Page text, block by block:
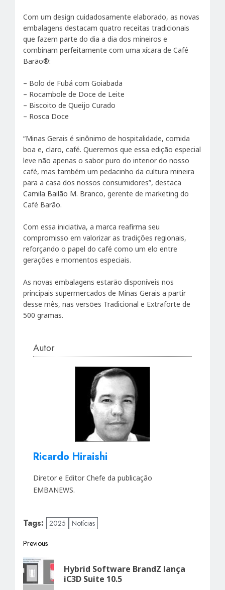
Com um design cuidadosamente elaborado, as novas
embalagens destacam quatro receitas tradicionais
que fazem parte do dia a dia dos mineiros e
combinam perfeitamente com uma xícara de Café
Barão®:
– Bolo de Fubá com Goiabada
– Rocambole de Doce de Leite
– Biscoito de Queijo Curado
– Rosca Doce
“Minas Gerais é sinônimo de hospitalidade, comida
boa e, claro, café. Queremos que essa edição especial
leve não apenas o sabor puro do interior do nosso
café, mas também um pedacinho da cultura mineira
para a casa dos nossos consumidores”, destaca
Camila Bailão M. Branco, gerente de marketing do
Café Barão.
Com essa iniciativa, a marca reafirma seu
compromisso em valorizar as tradições regionais,
reforçando o papel do café como um elo entre
gerações e momentos especiais.
As novas embalagens estarão disponíveis nos
principais supermercados de Minas Gerais a partir
desse mês, nas versões Tradicional e Extraforte de
500 gramas.
Autor
Ricardo Hiraishi
Diretor e Editor Chefe da publicação
EMBANEWS.
Tags: 2025 Notícias
Post
navigation
Previous
Previous
post:
Hybrid Software BrandZ lança
iC3D Suite 10.5